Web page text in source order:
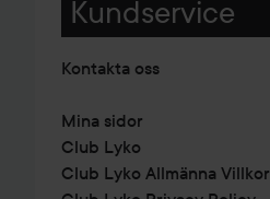
Kundservice
Kontakta oss
Mina sidor
Club Lyko
Club Lyko Allmänna Villkor